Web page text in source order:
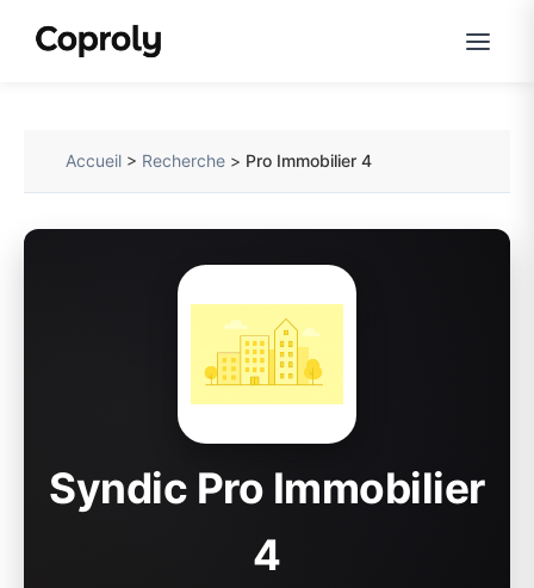
Accueil > Recherche > Pro Immobilier 4
Syndic Pro Immobilier
4